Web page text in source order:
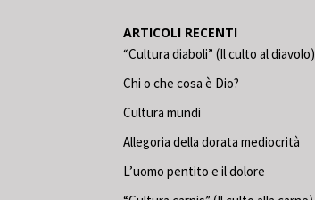
ARTICOLI RECENTI
“Cultura diaboli” (Il culto al diavolo)
Chi o che cosa è Dio?
Cultura mundi
Allegoria della dorata mediocrità
L’uomo pentito e il dolore